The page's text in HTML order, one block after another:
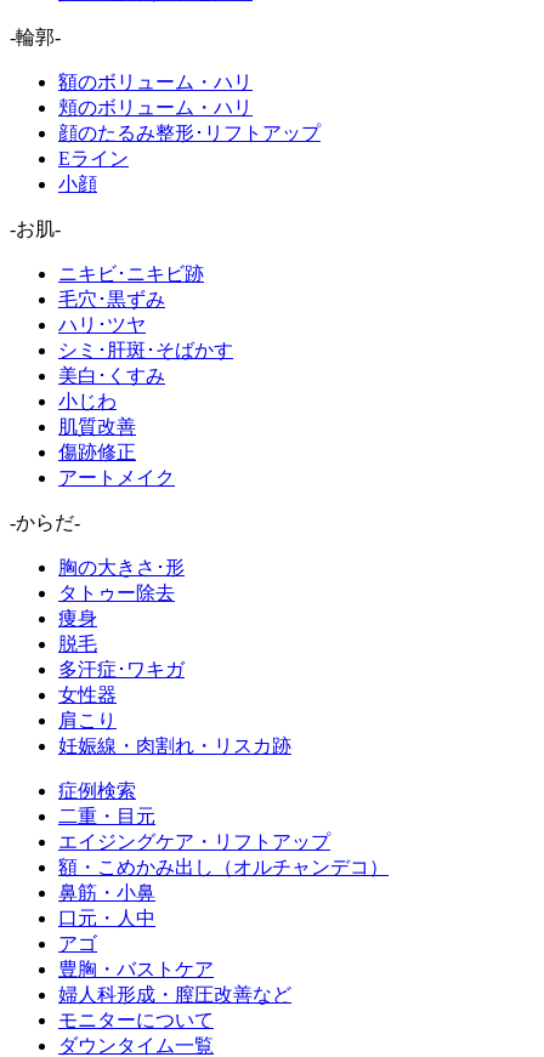
-輪郭-
額のボリューム・ハリ
頬のボリューム・ハリ
顔のたるみ整形･リフトアップ
Eライン
小顔
-お肌-
ニキビ･ニキビ跡
毛穴･黒ずみ
ハリ･ツヤ
シミ･肝斑･そばかす
美白･くすみ
小じわ
肌質改善
傷跡修正
アートメイク
-からだ-
胸の大きさ･形
タトゥー除去
痩身
脱毛
多汗症･ワキガ
女性器
肩こり
妊娠線・肉割れ・リスカ跡
症例検索
二重・目元
エイジングケア・リフトアップ
額・こめかみ出し（オルチャンデコ）
鼻筋・小鼻
口元・人中
アゴ
豊胸・バストケア
婦人科形成・膣圧改善など
モニターについて
ダウンタイム一覧